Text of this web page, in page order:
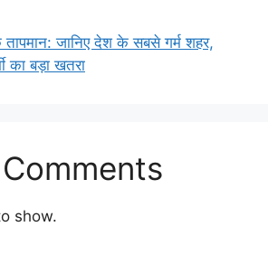
जानिए देश के सबसे गर्म शहर,
का बड़ा खतरा
show.